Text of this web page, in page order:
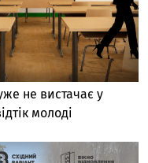
не вистачає у
молоді